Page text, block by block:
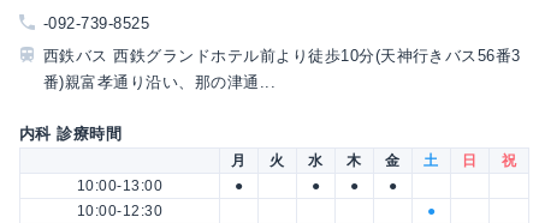
-092-739-8525
西鉄バス 西鉄グランドホテル前より徒歩10分(天神行きバス56番3
番)親富孝通り沿い、那の津通...
内科 診療時間
月 火 水 木 金 土 日
祝
10:00-13:00
● ● ●
●
10:00-12:30
●